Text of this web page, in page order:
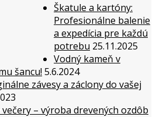
Škatule a kartóny:
Profesionálne balenie
a expedícia pre každú
potrebu 25.11.2025
Vodný kameň v
šancu! 5.6.2024
závesy a záclony do vašej
– výroba drevených ozdôb